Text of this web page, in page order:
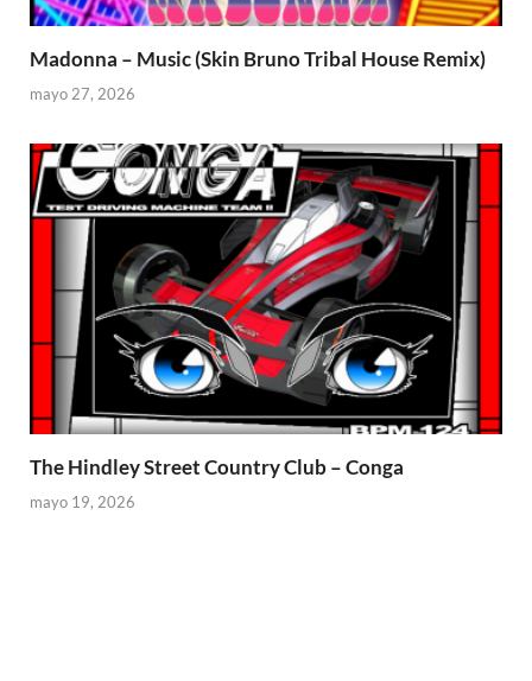
Madonna – Music (Skin Bruno Tribal House Remix)
mayo 27, 2026
The Hindley Street Country Club – Conga
mayo 19, 2026